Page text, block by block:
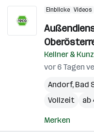
Einblicke Videos
Kellner & Kunz
vor 6 Tagen
Andorf, Bad
Vollzeit
ab
Merken